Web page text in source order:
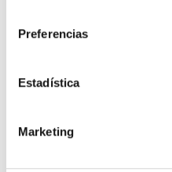
Preferencias
Estadística
Marketing
Sortzailea